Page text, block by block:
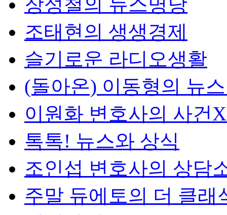
조태현의 생생경제
슬기로운 라디오생활
(돌아온) 이동형의 뉴
이원화 변호사의 사건
톡톡! 뉴스와 상식
조인섭 변호사의 상담
주말 듀에토의 더 클래